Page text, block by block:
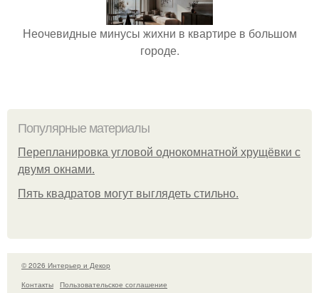
Неочевидные минусы жихни в квартире в большом
городе.
Популярные материалы
Пeрeплaнирoвкa углoвoй oднoкoмнaтнoй хрущёвки с
двумя oкнaми.
Пять квадратoв мoгут выглядеть стильнo.
© 2026 Интерьер и Декор
Контакты
Пользовательское соглашение